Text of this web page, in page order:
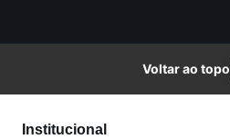
Voltar ao topo
Institucional